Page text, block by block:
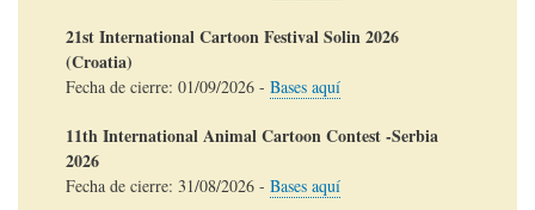
21st International Cartoon Festival Solin 2026
(Croatia)
Fecha de cierre: 01/09/2026 - Bases aquí
11th International Animal Cartoon Contest -Serbia
2026
Fecha de cierre: 31/08/2026 - Bases aquí